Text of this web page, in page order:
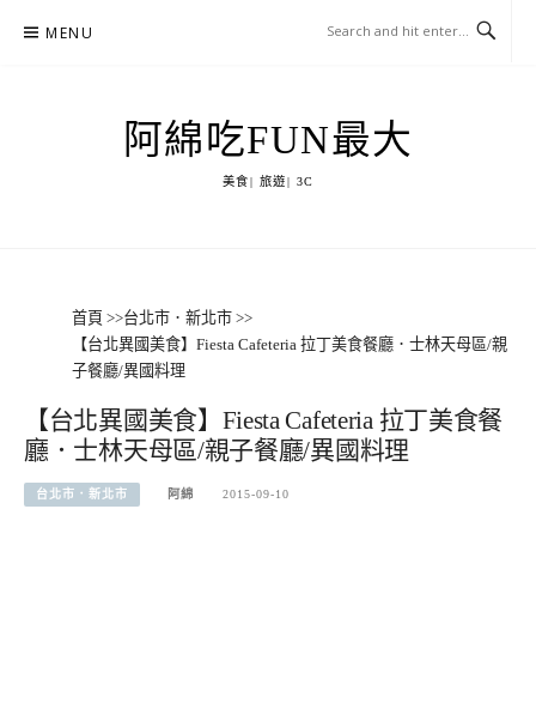
MENU
阿綿吃FUN最大
美食| 旅遊| 3C
首頁 >>台北市．新北市 >>
【台北異國美食】Fiesta Cafeteria 拉丁美食餐廳．士林天母區/親
子餐廳/異國料理
【台北異國美食】Fiesta Cafeteria 拉丁美食餐
廳．士林天母區/親子餐廳/異國料理
台北市．新北市 阿綿 2015-09-10